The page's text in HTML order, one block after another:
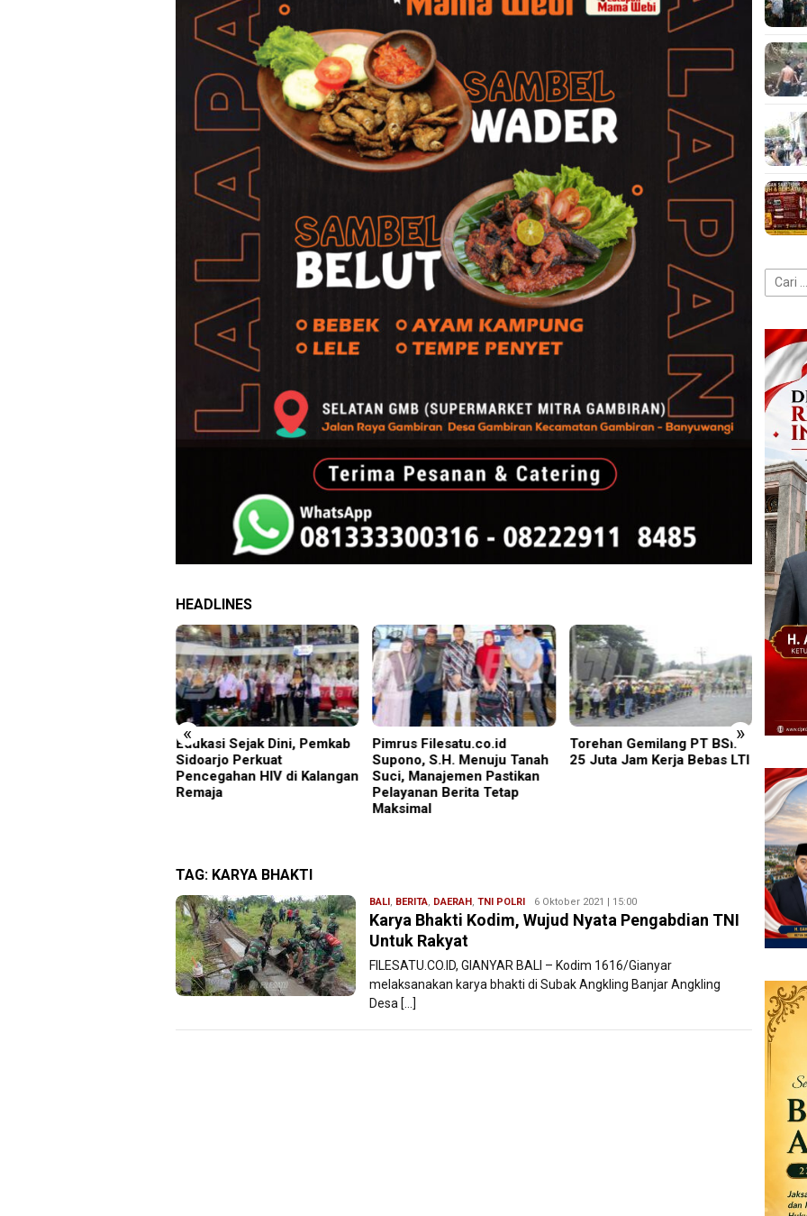
HEADLINES
« »
Pimrus Filesatu.co.id
Supono, S.H. Menuju Tanah
Suci, Manajemen Pastikan
Pelayanan Berita Tetap
Torehan Gemilang PT BSI:
25 Juta Jam Kerja Bebas LTI
Rudenim Pusat Tanjung
Pinang Deportasi 25 Warga
Dan
TAG: KARYA BHAKTI
BALI , BERITA, DAERAH , TNI POLRI
Redaksi
Filesatu
6 Oktober 2021 | 15:00
Karya Bhakti Kodim, Wujud Nyata Pengabdian TNI
Untuk Rakyat
FILESATU.CO.ID, GIANYAR BALI – Kodim 1616/Gianyar
melaksanakan karya bhakti di Subak Angkling Banjar Angkling
Desa […]
Cari
untuk: